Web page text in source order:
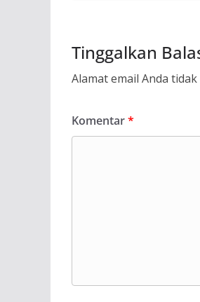
Tinggalkan
Alamat email Anda
Komentar*